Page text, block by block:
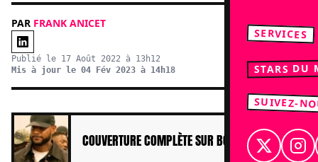
SERVICES
STARS DU
SUIVEZ-
PAR FRANK ANICET
Publié le 17 Août 2022 à 13h12
Mis à jour le 04 Fév 2023 à 14h18
COUVERTURE COMPLÈTE SUR BOOBA